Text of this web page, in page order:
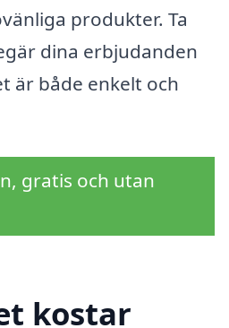
produkter. Ta
dina erbjudanden
är både enkelt och
gratis och utan
kostar